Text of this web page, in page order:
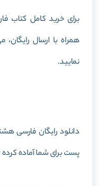
همراه با ارسال
نمایید.
پست برای شما آماده کرده